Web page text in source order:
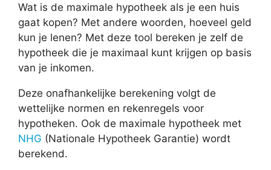
Wat is de maximale hypotheek als je een huis
gaat kopen? Met andere woorden, hoeveel geld
kun je lenen? Met deze tool bereken je zelf de
hypotheek die je maximaal kunt krijgen op basis
van je inkomen.
Deze onafhankelijke berekening volgt de
wettelijke normen en rekenregels voor
hypotheken. Ook de maximale hypotheek met
NHG (Nationale Hypotheek Garantie) wordt
berekend.